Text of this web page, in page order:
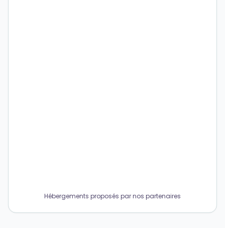
Hébergements proposés par nos partenaires